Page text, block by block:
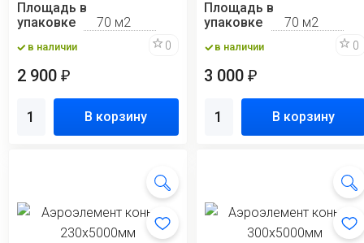
Площадь в
упаковке
70 м2
в наличии 0
2 900 ₽
В корзину
Площадь в
упаковке
70 м2
в наличии 0
3 000₽
В корзину